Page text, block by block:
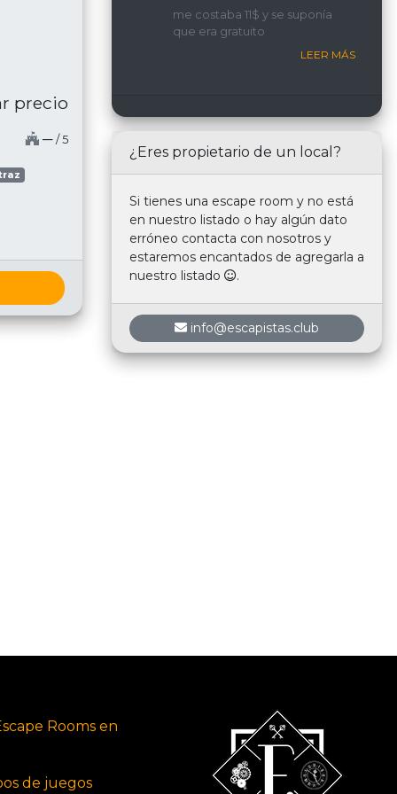
precio
─ / 5
interacción constante con
nosotros.
me costaba 11$ y se suponía
que era gratuito
LEER MÁS
¿Eres propietario de un local?
Si tienes una escape room y no está
en nuestro listado o hay algún dato
erróneo contacta con nosotros y
estaremos encantados de agregarla a
nuestro listado
.
info@escapistas.club
Rooms en
de juegos